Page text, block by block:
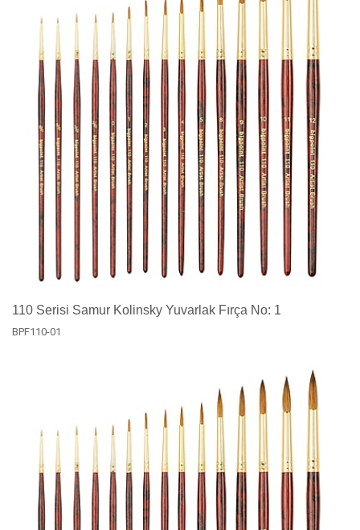
110 Serisi Samur Kolinsky Yuvarlak Fırça No: 1
BPF110-01